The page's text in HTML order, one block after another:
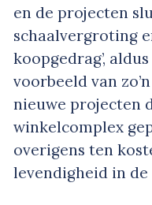
en de projecten
schaalvergroting
koopgedrag’,
voorbeeld van
nieuwe projecten
winkelcomplex
overigens ten
levendigheid in